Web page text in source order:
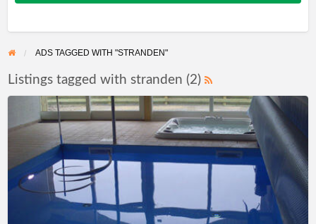
ADS TAGGED WITH "STRANDEN"
Listings tagged with stranden (2)